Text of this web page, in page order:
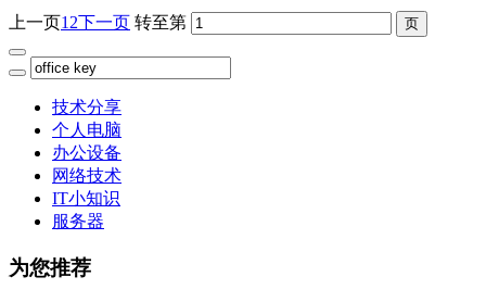
上一页1 2下一页 转至第
技术分享
个人电脑
办公设备
网络技术
IT小知识
服务器
为您推荐